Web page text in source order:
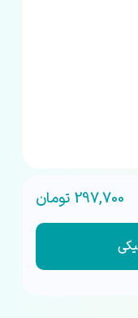
297,700 تومان